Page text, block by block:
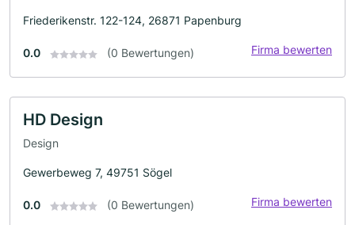
Friederikenstr. 122-124, 26871 Papenburg
0.0 (0 Bewertungen) Firma bewerten
HD Design
Design
Gewerbeweg 7, 49751 Sögel
0.0 (0 Bewertungen) Firma bewerten